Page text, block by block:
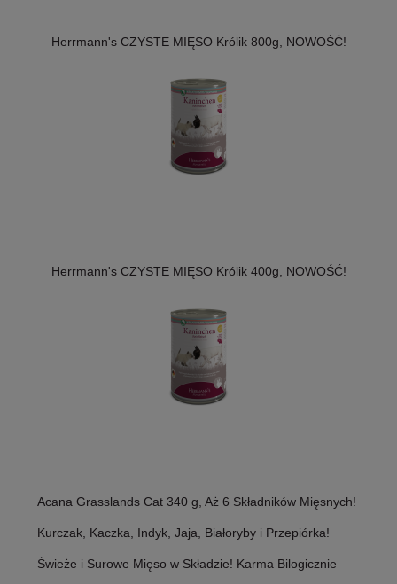
Herrmann's CZYSTE MIĘSO Królik 800g, NOWOŚĆ!
Herrmann's CZYSTE MIĘSO Królik 400g, NOWOŚĆ!
Acana Grasslands Cat 340 g, Aż 6 Składników Mięsnych!
Kurczak, Kaczka, Indyk, Jaja, Białoryby i Przepiórka!
Świeże i Surowe Mięso w Składzie! Karma Bilogicznie